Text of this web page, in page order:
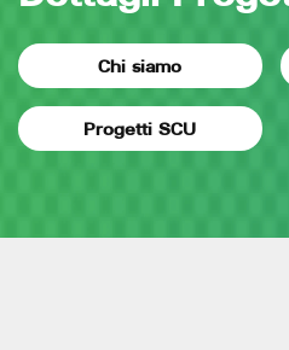
Chi siamo
Progetti SCU